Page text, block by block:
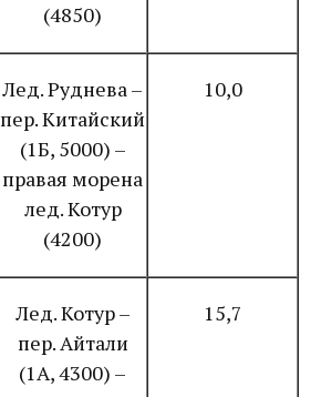
(4850)
Лед. Руднева –
пер. Китайский
(1Б, 5000) –
правая морена
лед. Котур
(4200)
10,0
Лед. Котур –
пер. Айтали
(1А, 4300) –
15,7